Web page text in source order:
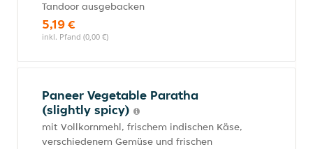
Tandoor ausgebacken
5,19 €
inkl. Pfand (0,00 €)
Paneer Vegetable Paratha
(slightly spicy)
mit Vollkornmehl, frischem indischen Käse,
verschiedenem Gemüse und frischen